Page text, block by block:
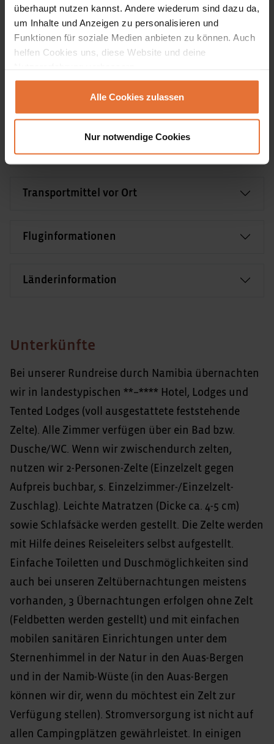
überhaupt nutzen kannst. Andere wiederum sind dazu da,
um Inhalte und Anzeigen zu personalisieren und
Funktionen für soziale Medien anbieten zu können. Auch
helfen Cookies uns, diese Website und deine
Alle Cookies zulassen
Nur notwendige Cookies
Einreisebestimmungen & Impfungen
Transportmittel vor Ort
Fluginformationen
Länderinformation
Unterkünfte
Bei unserer Rundreise durch Namibia übernachten
wir in landestypischen **–**** Hotel, Lodges und
Tented Lodges (voll ausgestattete feststehende
Zelte). Alle Zimmer verfügen über ein Bad bzw.
Dusche/WC. Wenn wir zwischendurch zelten,
nutzen wir 2-Personen-Zelte (Einzelzelt gegen
Aufpreis buchbar, s. Einzelzimmer-/Einzelzelt-
Zuschlag). Leichte Matratzen (Dicke ca. 4-5 cm)
sowie Schlafsäcke werden gestellt. Die Zelte werden
mit Hilfe deines Reiseleiters selbst aufgestellt.
Einfache Toiletten und Duschmöglichkeiten sind
auch bei unseren Zeltübernachtungen meistens
vorhanden, 3 Übernachtungen erfolgen ohne Zelt
(Feldbetten werden gestellt) und mit einfachen
mobilen sanitären Einrichtungen unter dem
Sternenhimmel in der Natur in den Auas-Bergen
und in der Namib-Wüste (in den Auas-Bergen
können wir dir, wenn du möchtest ein Zelt zur
Verfügung stellen). Stromversorgung ist nicht auf
allen Campingplätzen gewährleistet. In einigen